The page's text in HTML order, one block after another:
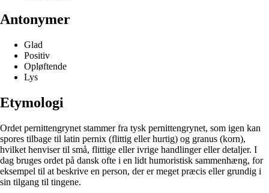
Antonymer
Glad
Positiv
Opløftende
Lys
Etymologi
Ordet pernittengrynet stammer fra tysk pernittengrynet, som igen kan
spores tilbage til latin pernix (flittig eller hurtig) og granus (korn),
hvilket henviser til små, flittige eller ivrige handlinger eller detaljer. I
dag bruges ordet på dansk ofte i en lidt humoristisk sammenhæng, for
eksempel til at beskrive en person, der er meget præcis eller grundig i
sin tilgang til tingene.